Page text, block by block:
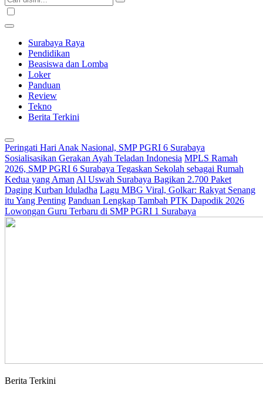
Surabaya Raya
Pendidikan
Beasiswa dan Lomba
Loker
Panduan
Review
Tekno
Berita Terkini
Peringati Hari Anak Nasional, SMP PGRI 6 Surabaya
Sosialisasikan Gerakan Ayah Teladan Indonesia MPLS Ramah
2026, SMP PGRI 6 Surabaya Tegaskan Sekolah sebagai Rumah
Kedua yang Aman Al Uswah Surabaya Bagikan 2.700 Paket
Daging Kurban Iduladha Lagu MBG Viral, Golkar: Rakyat Senang
itu Yang Penting Panduan Lengkap Tambah PTK Dapodik 2026
Lowongan Guru Terbaru di SMP PGRI 1 Surabaya
Berita Terkini